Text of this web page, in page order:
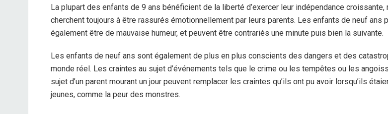
La plupart des enfants de 9 ans bénéficient de la liberté d’exercer leur indépendance croissante,
cherchent toujours à être rassurés émotionnellement par leurs parents. Les enfants de neuf ans
également être de mauvaise humeur, et peuvent être contrariés une minute puis bien la suivante.
Les enfants de neuf ans sont également de plus en plus conscients des dangers et des
monde réel. Les craintes au sujet d’événements tels que le crime ou les tempêtes ou les
sujet d’un parent mourant un jour peuvent remplacer les craintes qu’ils ont pu avoir lorsqu’ils
jeunes, comme la peur des monstres.